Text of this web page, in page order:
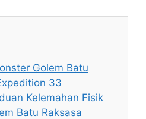
Golem Batu
33
Kelemahan Fisik
Batu Raksasa